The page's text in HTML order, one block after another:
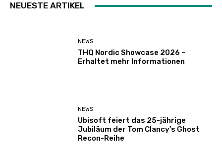
NEUESTE ARTIKEL
NEWS
THQ Nordic Showcase 2026 –
Erhaltet mehr Informationen
NEWS
Ubisoft feiert das 25-jährige
Jubiläum der Tom Clancy’s Ghost
Recon-Reihe